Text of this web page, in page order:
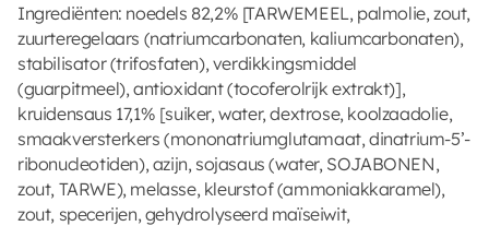
Ingrediënten: noedels 82,2% [TARWEMEEL, palmolie, zout,
zuurteregelaars (natriumcarbonaten, kaliumcarbonaten),
stabilisator (trifosfaten), verdikkingsmiddel
(guarpitmeel), antioxidant (tocoferolrijk extrakt)],
kruidensaus 17,1% [suiker, water, dextrose, koolzaadolie,
smaakversterkers (mononatriumglutamaat, dinatrium-5’-
ribonucleotiden), azijn, sojasaus (water, SOJABONEN,
zout, TARWE), melasse, kleurstof (ammoniakkaramel),
zout, specerijen, gehydrolyseerd maïseiwit,